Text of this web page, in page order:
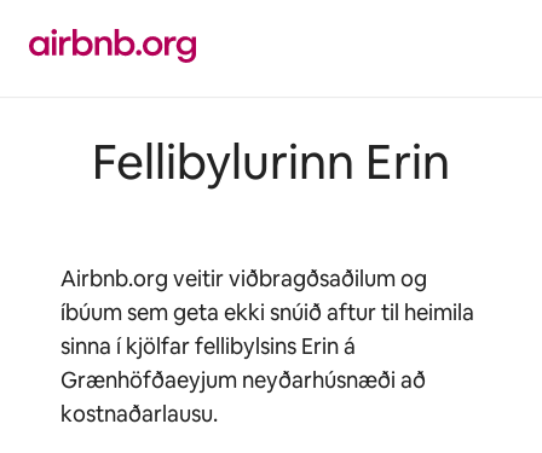
beint
Fellibylurinn Erin
Airbnb.org veitir viðbragðsaðilum og
íbúum sem geta ekki snúið aftur til heimila
sinna í kjölfar fellibylsins Erin á
Grænhöfðaeyjum neyðarhúsnæði að
kostnaðarlausu.